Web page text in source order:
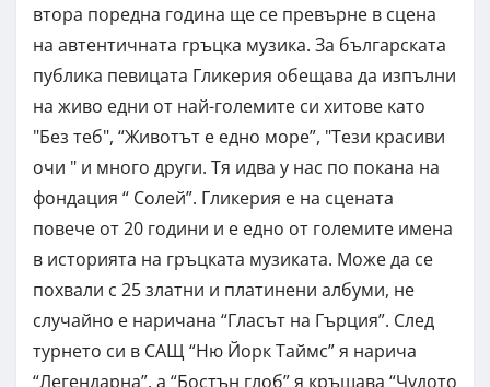
втора поредна година ще се превърне в сцена
на автентичната гръцка музика. За българската
публика певицата Гликерия обещава да изпълни
на живо едни от най-големите си хитове като
"Без теб", “Животът е едно море”, "Тези красиви
очи " и много други. Тя идва у нас по покана на
фондация “ Солей”. Гликерия е на сцената
повече от 20 години и е едно от големите имена
в историята на гръцката музиката. Може да се
похвали с 25 златни и платинени албуми, не
случайно е наричана “Гласът на Гърция”. След
турнето си в САЩ “Ню Йорк Таймс” я нарича
“Легендарна”, а “Бостън глоб” я кръщава “Чудото